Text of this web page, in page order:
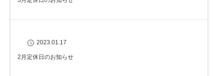
2023.01.17
2月定休日のお知らせ